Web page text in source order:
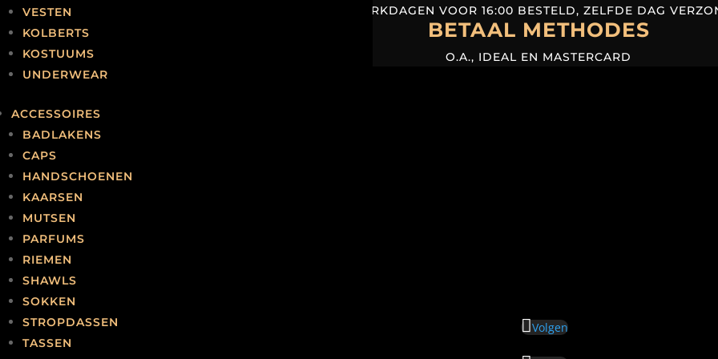
VESTEN
KOLBERTS
KOSTUUMS
UNDERWEAR
ACCESSOIRES
BADLAKENS
CAPS
HANDSCHOENEN
KAARSEN
MUTSEN
PARFUMS
RIEMEN
SHAWLS
SOKKEN
STROPDASSEN
TASSEN
OP WERKDAGEN VOOR 16:00 BESTELD, ZELFDE DAG
BETAAL METHODES
O.A., IDEAL EN MASTERCARD
KORENSTRAAT 132, 7311 LP
APELDOORN, THE NETHERLANDS.
TELEFOON: +31 55 52 21 351
EMAIL: INFO@TEMPELMAN-EXCLUSIVE.NL
Volgen